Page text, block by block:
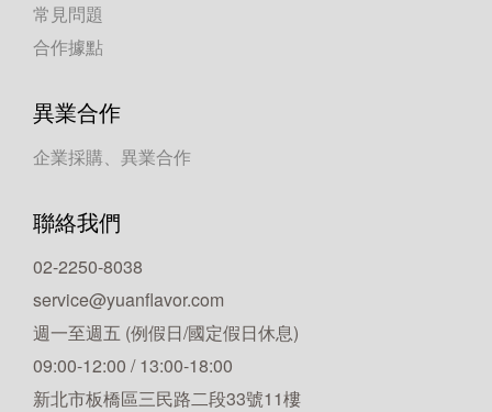
常見問題
合作據點
異業合作
企業採購、異業合作
聯絡我們
02-2250-8038
service@yuanflavor.com
週一至週五 (例假日/國定假日休息)
09:00-12:00 / 13:00-18:00
新北市板橋區三民路二段33號11樓